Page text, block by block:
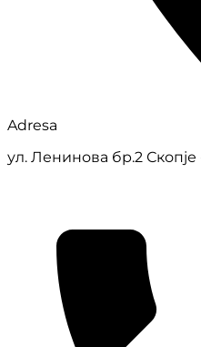
Adresa
ул. Ленинова бр.2